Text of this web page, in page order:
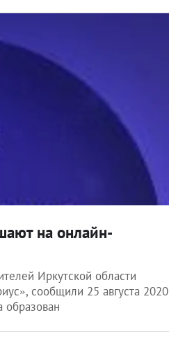
на онлайн-
Иркутской области
сообщили 25 августа 2020
образован